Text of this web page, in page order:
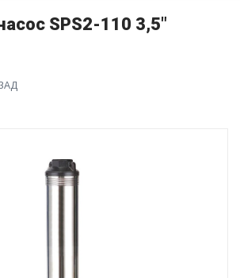
SPS2-110 3,5"